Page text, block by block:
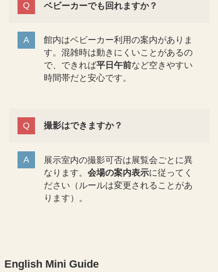
ベビーカーでも回れますか？
館内はベビーカー利用の案内がありま
す。混雑時は動きにくいことがあるの
で、できれば平日午前など空きやすい
時間帯だと安心です。
撮影はできますか？
展示室内の撮影可否は展覧会ごとに異
なります。 会場の案内表示に従ってく
ださい（ルールは変更されることがあ
ります）。
English Mini Guide